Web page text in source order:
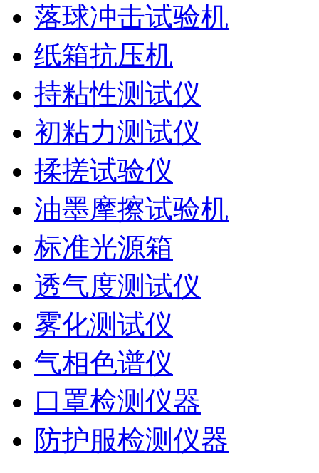
落球冲击试验机
纸箱抗压机
持粘性测试仪
初粘力测试仪
揉搓试验仪
油墨摩擦试验机
标准光源箱
透气度测试仪
雾化测试仪
气相色谱仪
口罩检测仪器
防护服检测仪器